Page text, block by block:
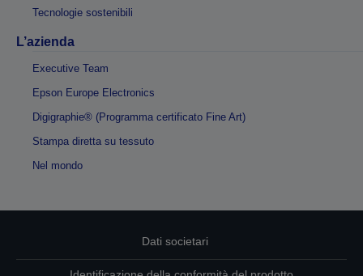
Tecnologie sostenibili
L’azienda
Executive Team
Epson Europe Electronics
Digigraphie® (Programma certificato Fine Art)
Stampa diretta su tessuto
Nel mondo
Dati societari